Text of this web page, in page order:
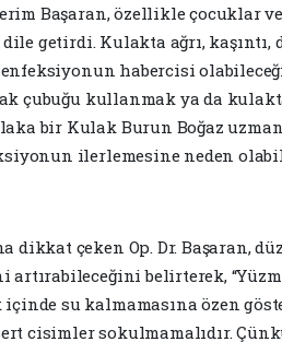
Başaran, özellikle çocuklar
getirdi. Kulakta ağrı,
habercisi
çubuğu kullanmak ya da
bir Kulak Burun Boğaz
ilerlemesine neden
dikkat çeken Op. Dr. Başaran,
belirterek,
su kalmamasına özen
cisimler sokulmamalıdır.